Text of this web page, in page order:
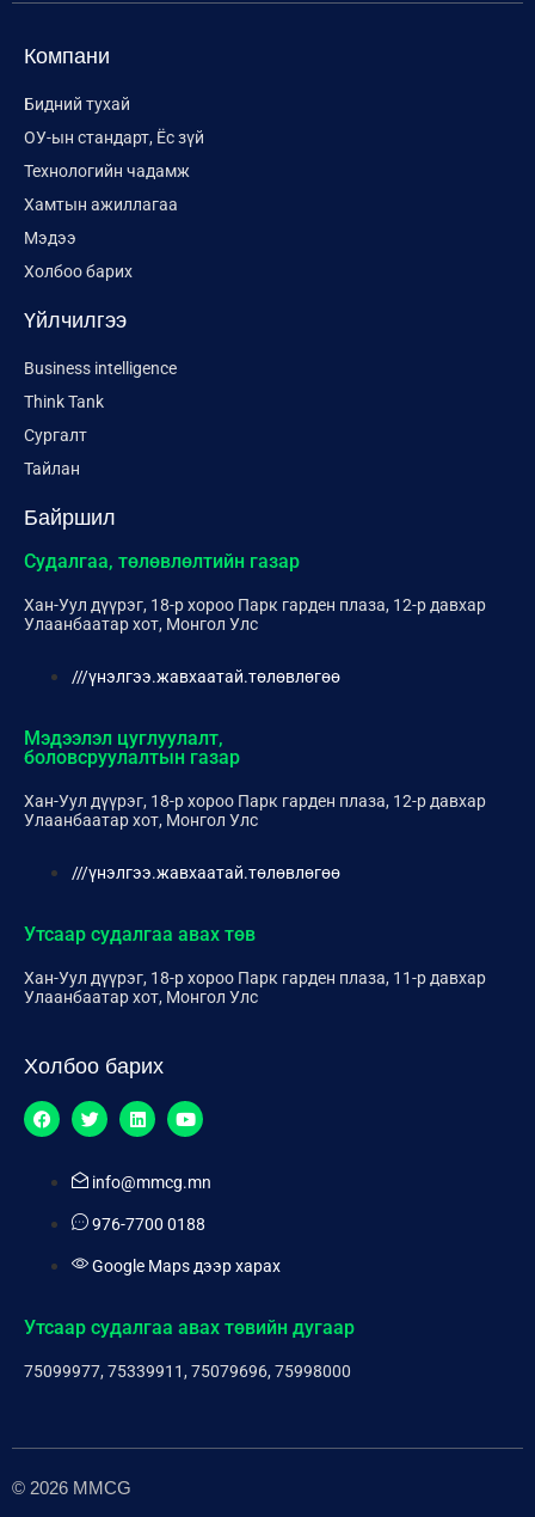
Компани
Бидний тухай
ОУ-ын стандарт, Ёс зүй
Технологийн чадамж
Хамтын ажиллагаа
Мэдээ
Холбоо барих
Үйлчилгээ
Business intelligence
Think Tank
Сургалт
Тайлан
Байршил
Судалгаа, төлөвлөлтийн газар
Хан-Уул дүүрэг, 18-р хороо Парк гарден плаза, 12-р давхар
Улаанбаатар хот, Монгол Улс
///үнэлгээ.жавхаатай.төлөвлөгөө
Мэдээлэл цуглуулалт,
боловсруулалтын газар
Хан-Уул дүүрэг, 18-р хороо Парк гарден плаза, 12-р давхар
Улаанбаатар хот, Монгол Улс
///үнэлгээ.жавхаатай.төлөвлөгөө
Утсаар судалгаа авах төв
Хан-Уул дүүрэг, 18-р хороо Парк гарден плаза, 11-р давхар
Улаанбаатар хот, Монгол Улс
Холбоо барих
info@mmcg.mn
976-7700 0188
Google Maps дээр харах
Утсаар судалгаа авах төвийн дугаар
75099977, 75339911, 75079696, 75998000
© 2026 MMCG